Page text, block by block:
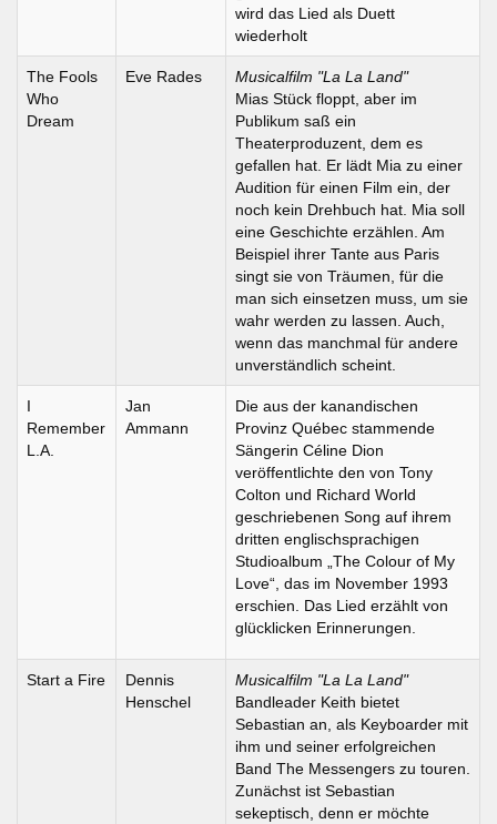
wird das Lied als Duett
wiederholt
The Fools
Who
Dream
Eve Rades
Musicalfilm "La La Land"
Mias Stück floppt, aber im
Publikum saß ein
Theaterproduzent, dem es
gefallen hat. Er lädt Mia zu einer
Audition für einen Film ein, der
noch kein Drehbuch hat. Mia soll
eine Geschichte erzählen. Am
Beispiel ihrer Tante aus Paris
singt sie von Träumen, für die
man sich einsetzen muss, um sie
wahr werden zu lassen. Auch,
wenn das manchmal für andere
unverständlich scheint.
I
Remember
L.A.
Jan
Ammann
Die aus der kanandischen
Provinz Québec stammende
Sängerin Céline Dion
veröffentlichte den von Tony
Colton und Richard World
geschriebenen Song auf ihrem
dritten englischsprachigen
Studioalbum „The Colour of My
Love“, das im November 1993
erschien. Das Lied erzählt von
glücklicken Erinnerungen.
Start a Fire
Dennis
Henschel
Musicalfilm "La La Land"
Bandleader Keith bietet
Sebastian an, als Keyboarder mit
ihm und seiner erfolgreichen
Band The Messengers zu touren.
Zunächst ist Sebastian
sekeptisch, denn er möchte